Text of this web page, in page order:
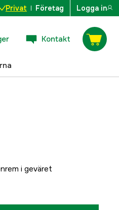
Privat Företag Logga in
Kontakt
i geväret